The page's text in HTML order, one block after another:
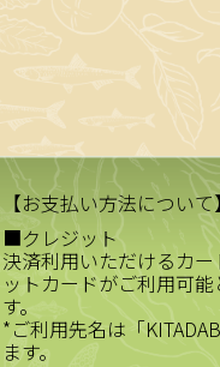
【お支払い方法について
■クレジット
決済利用いただけるカ
ットカードがご利用可
す。
*ご利用先名は「
ます。